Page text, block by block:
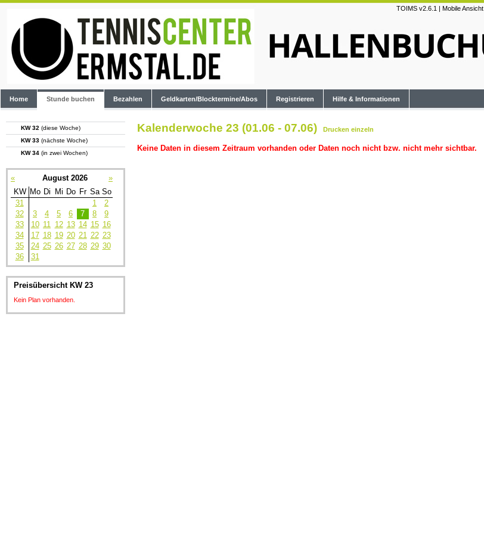
TOIMS v2.6.1 | Mobile Ansicht
Home Stunde buchen Bezahlen Geldkarten/Blocktermine/Abos Registrieren Hilfe & Informationen
KW 32 (diese Woche)
KW 33 (nächste Woche)
KW 34 (in zwei Wochen)
« August 2026
»
KW Mo Di Mi Do Fr Sa So
31
1
2
32
3 4 5 6 7 8
9
33
10 11 12 13 14 15 16
34
17 18 19 20 21 22 23
35
24 25 26 27 28 29 30
36
31
Preisübersicht KW 23
Kein Plan vorhanden.
Kalenderwoche 23 (01.06 - 07.06) Drucken einzeln
Keine Daten in diesem Zeitraum vorhanden oder Daten noch nicht bzw. nicht mehr sichtbar.